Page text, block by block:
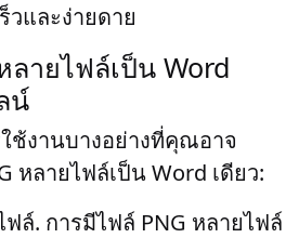
วและง่ายดาย
ลายไฟล์เป็น Word
น์
ช้งานบางอย่างที่คุณอาจ
หลายไฟล์เป็น Word เดียว:
ฟล์. การมีไฟล์ PNG หลายไฟล์